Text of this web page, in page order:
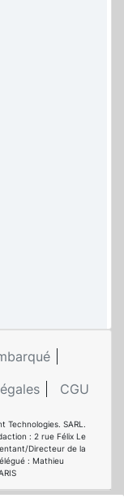
CGU
Technologies. SARL.
: 2 rue Félix Le
Directeur de la
: Mathieu